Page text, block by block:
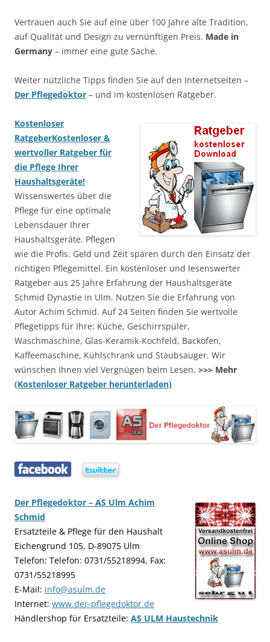
Vertrauen auch Sie auf eine über 100 Jahre alte Tradition,
auf Qualität und Design zu vernünftigen Preis. Made in
Germany – immer eine gute Sache.
Weiter nützliche Tipps finden Sie auf den Internetseiten –
Der Pflegedoktor – und im kostenlosen Ratgeber.
Kostenloser
RatgeberKostenloser &
wertvoller Ratgeber für
die Pflege Ihrer
Haushaltsgeräte!
Wissenswertes über die
Pflege für eine optimale
Lebensdauer Ihrer
Haushaltsgeräte. Pflegen
wie die Profis. Geld und Zeit sparen durch den Einsatz der
richtigen Pflegemittel. Ein kostenloser und lesenswerter
Ratgeber aus 25 Jahre Erfahrung der Haushaltsgeräte
Schmid Dynastie in Ulm. Nutzen Sie die Erfahrung von
Autor Achim Schmid. Auf 24 Seiten finden Sie wertvolle
Pflegetipps für Ihre: Küche, Geschirrspüler,
Waschmaschine, Glas-Keramik-Kochfeld, Backofen,
Kaffeemaschine, Kühlschrank und Staubsauger. Wir
wünschen Ihnen viel Vergnügen beim Lesen. >>> Mehr
(Kostenloser Ratgeber herunterladen)
Der Pflegedoktor – AS Ulm Achim
Schmid
Ersatzteile & Pflege für den Haushalt
Eichengrund 105, D-89075 Ulm
Telefon: Telefon: 0731/55218994, Fax:
0731/55218995
E-Mail: info@asulm.de
Internet: www.der-pflegedoktor.de
Händlershop für Ersatzteile: AS ULM Haustechnik